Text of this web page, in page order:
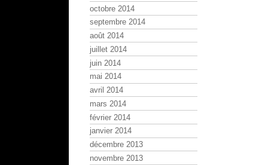
octobre 2014
septembre 2014
août 2014
juillet 2014
juin 2014
mai 2014
avril 2014
mars 2014
février 2014
janvier 2014
décembre 2013
novembre 2013